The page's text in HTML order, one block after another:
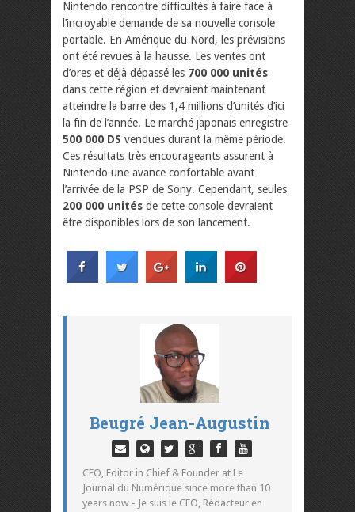
Nintendo rencontre difficultés à faire face à
l’incroyable demande de sa nouvelle console
portable. En Amérique du Nord, les prévisions
ont été revues à la hausse. Les ventes ont
d’ores et déjà dépassé les 700 000 unités
dans cette région et devraient maintenant
atteindre la barre des 1,4 millions d’unités d’ici
la fin de l’année. Le marché japonais enregistre
500 000 DS vendues durant la même période.
Ces résultats très encourageants assurent à
Nintendo une avance confortable avant
l’arrivée de la PSP de Sony. Cependant, seules
200 000 unités de cette console devraient
être disponibles lors de son lancement.
Beugré Jean-Augustin
CEO, Editor in Chief & Founder at Le
Journal du Numérique since more than 10
years now - Je suis le CEO, Rédacteur en